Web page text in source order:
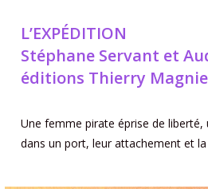
L’EXPÉDITION
Stéphane Servant et
éditions Thierry
Une femme pirate éprise de
dans un port, leur attachement et